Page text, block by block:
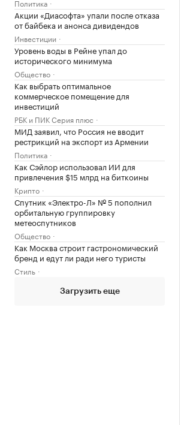
Политика
Акции «Диасофта» упали после отказа
от байбека и анонса дивидендов
Инвестиции
Уровень воды в Рейне упал до
исторического минимума
Общество
Как выбрать оптимальное
коммерческое помещение для
инвестиций
РБК и ПИК Серия плюс
МИД заявил, что Россия не вводит
рестрикций на экспорт из Армении
Политика
Как Сэйлор использовал ИИ для
привлечения $15 млрд на биткоины
Крипто
Спутник «Электро-Л» № 5 пополнил
орбитальную группировку
метеоспутников
Общество
Как Москва строит гастрономический
бренд и едут ли ради него туристы
Стиль
Загрузить еще